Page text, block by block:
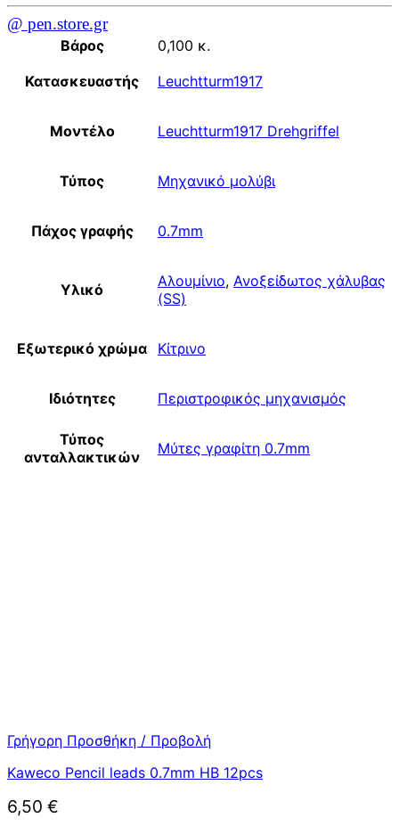
@ pen.store.gr
Βάρος
0,100 κ.
Κατασκευαστής
Leuchtturm1917
Μοντέλο Leuchtturm1917 Drehgriffel
Τύπος Μηχανικό μολύβι
Πάχος γραφής 0.7mm
Υλικό Αλουμίνιο, Ανοξείδωτος χάλυβας
(SS)
Εξωτερικό χρώμα Κίτρινο
Ιδιότητες Περιστροφικός μηχανισμός
Τύπος
ανταλλακτικών
Μύτες γραφίτη 0.7mm
Γρήγορη Προσθήκη / Προβολή
Kaweco Pencil leads 0.7mm HB 12pcs
6,50 €